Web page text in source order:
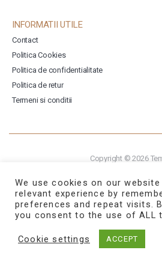
INFORMATII UTILE
Contact
Politica Cookies
Politica de confidentialitate
Politica de retur
Termeni si conditii
Copyright © 2026
We use cookies on our
relevant experience by
preferences and repeat visits.
you consent to the use of ALL
Cookie settings ACCEPT